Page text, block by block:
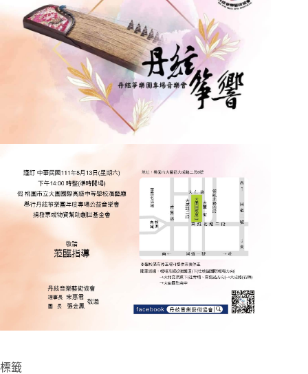
標籤